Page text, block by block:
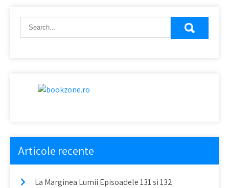
Articole recente
La Marginea Lumii Episoadele 131 si 132